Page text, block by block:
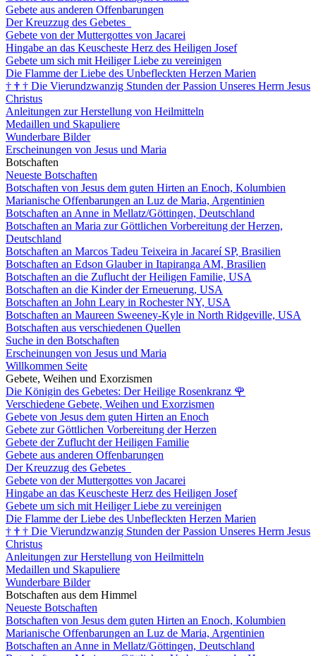
Gebete aus anderen Offenbarungen
Der Kreuzzug des Gebetes
Gebete von der Muttergottes von Jacarei
Hingabe an das Keuscheste Herz des Heiligen Josef
Gebete um sich mit Heiliger Liebe zu vereinigen
Die Flamme der Liebe des Unbefleckten Herzen Marien
† † † Die Vierundzwanzig Stunden der Passion Unseres Herrn Jesus
Christus
Anleitungen zur Herstellung von Heilmitteln
Medaillen und Skapuliere
Wunderbare Bilder
Erscheinungen von Jesus und Maria
Botschaften
Neueste Botschaften
Botschaften von Jesus dem guten Hirten an Enoch, Kolumbien
Marianische Offenbarungen an Luz de Maria, Argentinien
Botschaften an Anne in Mellatz/Göttingen, Deutschland
Botschaften an Maria zur Göttlichen Vorbereitung der Herzen,
Deutschland
Botschaften an Marcos Tadeu Teixeira in Jacareí SP, Brasilien
Botschaften an Edson Glauber in Itapiranga AM, Brasilien
Botschaften an die Zuflucht der Heiligen Familie, USA
Botschaften an die Kinder der Erneuerung, USA
Botschaften an John Leary in Rochester NY, USA
Botschaften an Maureen Sweeney-Kyle in North Ridgeville, USA
Botschaften aus verschiedenen Quellen
Suche in den Botschaften
Erscheinungen von Jesus und Maria
Willkommen Seite
Gebete, Weihen und Exorzismen
Die Königin des Gebetes: Der Heilige Rosenkranz 🌹
Verschiedene Gebete, Weihen und Exorzismen
Gebete von Jesus dem guten Hirten an Enoch
Gebete zur Göttlichen Vorbereitung der Herzen
Gebete der Zuflucht der Heiligen Familie
Gebete aus anderen Offenbarungen
Der Kreuzzug des Gebetes
Gebete von der Muttergottes von Jacarei
Hingabe an das Keuscheste Herz des Heiligen Josef
Gebete um sich mit Heiliger Liebe zu vereinigen
Die Flamme der Liebe des Unbefleckten Herzen Marien
† † † Die Vierundzwanzig Stunden der Passion Unseres Herrn Jesus
Christus
Anleitungen zur Herstellung von Heilmitteln
Medaillen und Skapuliere
Wunderbare Bilder
Botschaften aus dem Himmel
Neueste Botschaften
Botschaften von Jesus dem guten Hirten an Enoch, Kolumbien
Marianische Offenbarungen an Luz de Maria, Argentinien
Botschaften an Anne in Mellatz/Göttingen, Deutschland